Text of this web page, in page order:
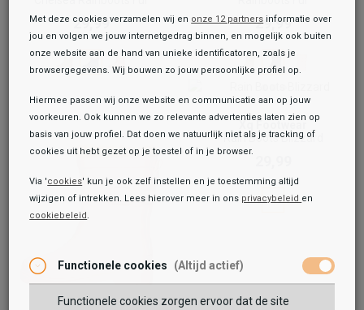
Toegevoegd aan je winkeltas!
29,99 29,99
Rain Boots Blizzard
Met deze cookies verzamelen wij en onze 12 partners informatie over
jou en volgen we jouw internetgedrag binnen, en mogelijk ook buiten
onze website aan de hand van unieke identificatoren, zoals je
browsergegevens. Wij bouwen zo jouw persoonlijke profiel op.
Hiermee passen wij onze website en communicatie aan op jouw
voorkeuren. Ook kunnen we zo relevante advertenties laten zien op
basis van jouw profiel. Dat doen we natuurlijk niet als je tracking of
cookies uit hebt gezet op je toestel of in je browser.
Via 'cookies' kun je ook zelf instellen en je toestemming altijd
wijzigen of intrekken. Lees hierover meer in ons privacybeleid en
cookiebeleid.
Functionele cookies (Altijd actief)
Functionele cookies zorgen ervoor dat de site